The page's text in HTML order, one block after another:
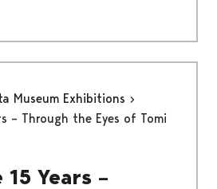
Museum Exhibitions
– Through the Eyes of Tomi
Years –